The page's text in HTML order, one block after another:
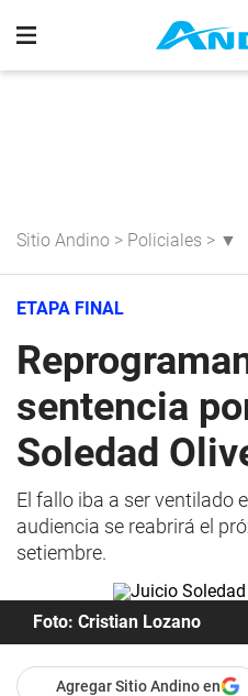
Sitio Andino > Policiales > ▼
ETAPA FINAL
sentencia
Soledad
El fallo iba a ser ventilado
audiencia se reabrirá el
setiembre.
Foto: Cristian Lozano
Agregar Sitio Andino en